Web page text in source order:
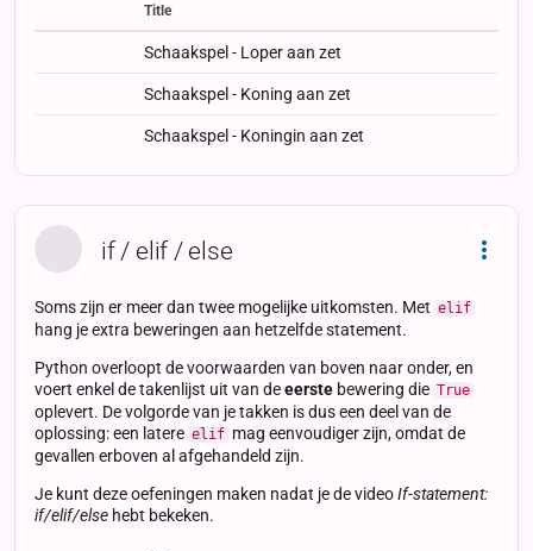
StatusStatus Type
Title
Schaakspel - Loper aan zet
Schaakspel - Koning aan zet
Schaakspel - Koningin aan zet
if / elif / else
Soms zijn er meer dan twee mogelijke uitkomsten. Met elif
hang je extra beweringen aan hetzelfde statement.
Python overloopt de voorwaarden van boven naar onder, en
voert enkel de takenlijst uit van deeerste bewering die True
oplevert. De volgorde van je takken is dus een deel van de
oplossing: een latere elif mag eenvoudiger zijn, omdat de
gevallen erboven al afgehandeld zijn.
Je kunt deze oefeningen maken nadat je de videoIf-statement:
if/elif/else hebt bekeken.